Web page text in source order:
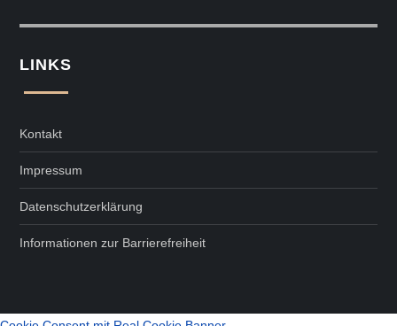
LINKS
Kontakt
Impressum
Datenschutzerklärung
Informationen zur Barrierefreiheit